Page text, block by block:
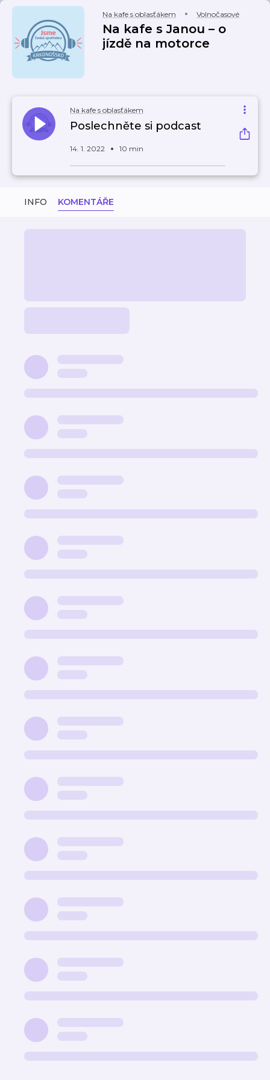
Na kafe s oblasťákem Volnočasové
Na kafe s Janou – o
jízdě na motorce
Na kafe s oblasťákem
Poslechněte si podcast
14. 1. 2022 10 min
INFO KOMENTÁŘE